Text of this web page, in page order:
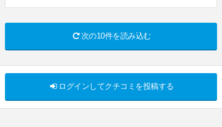
次の10件を読み込む
ログインしてクチコミを投稿する